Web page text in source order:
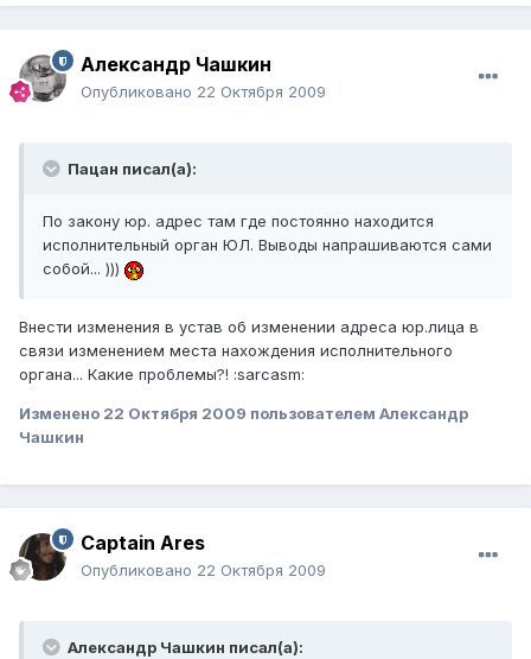
Александр Чашкин
Опубликовано 22 Октября 2009
Пацан писал(а):
По закону юр. адрес там где постоянно находится
исполнительный орган ЮЛ. Выводы напрашиваются сами
собой... )))
Внести изменения в устав об изменении адреса юр.лица в
связи изменением места нахождения исполнительного
органа... Какие проблемы?! :sarcasm:
Изменено 22 Октября 2009 пользователем Александр
Чашкин
Captain Ares
Опубликовано 22 Октября 2009
Александр Чашкин писал(а):